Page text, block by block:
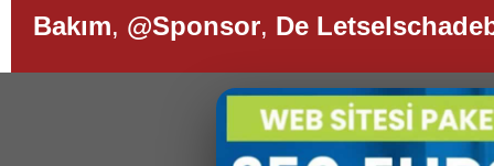
Bakım, @Sponsor, De